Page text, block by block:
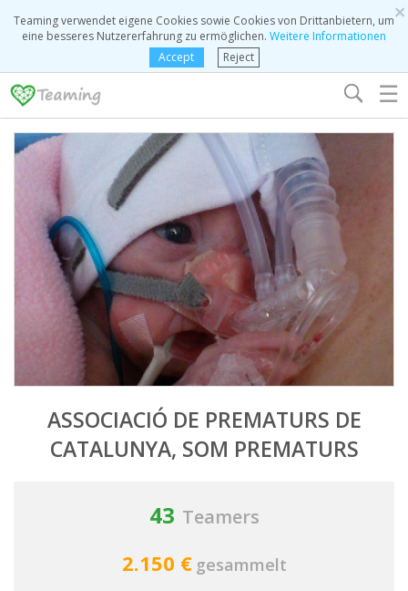
×
Teaming verwendet eigene Cookies sowie Cookies von Drittanbietern, um
eine besseres Nutzererfahrung zu ermöglichen. Weitere Informationen
Accept
Reject
☰
ASSOCIACIÓ DE PREMATURS DE
CATALUNYA, SOM PREMATURS
43 Teamers
2.150 € gesammelt